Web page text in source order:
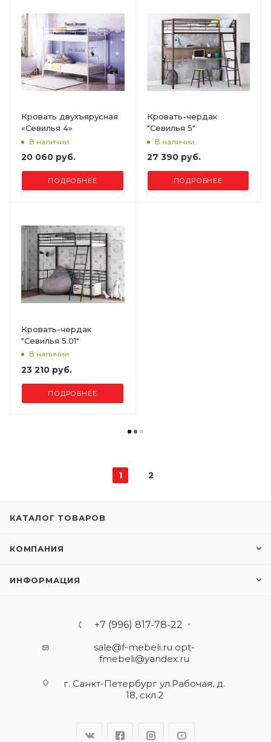
Кровать двухъярусная
«Севилья 4»
В наличии
20 060 руб.
ПОДРОБНЕЕ
Кровать-чердак
"Севилья 5"
В наличии
27 390 руб.
ПОДРОБНЕЕ
Кровать-чердак
"Севилья 5.01"
В наличии
23 210 руб.
ПОДРОБНЕЕ
1 2
КАТАЛОГ ТОВАРОВ
КОМПАНИЯ
ИНФОРМАЦИЯ
+7 (996) 817-78-22
sale@f-mebeli.ru opt-
fmebeli@yandex.ru
г. Санкт-Петербург ул.Рабочая, д.
18, скл.2